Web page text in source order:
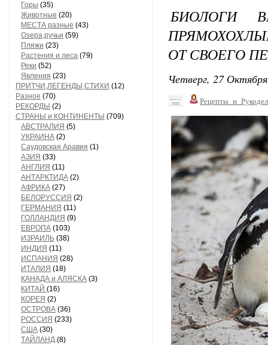
Горы (35)
Животные (20)
МЕСТА разные (43)
Озера,ручьи (59)
Пляжи (23)
Растения и леса (79)
Реки (52)
Явления (23)
ПРИТЧИ,ЛЕГЕНДЫ,СТИХИ (12)
Разное (70)
РЕКОРДЫ (2)
СТРАНЫ и КОНТИНЕНТЫ (709)
АВСТРАЛИЯ (5)
УКРАИНА (2)
Саудовская Аравия (1)
АЗИЯ (33)
АНГЛИЯ (11)
АНТАРКТИДА (2)
АФРИКА (27)
БЕЛОРУССИЯ (2)
ГЕРМАНИЯ (11)
ГОЛЛАНДИЯ (9)
ЕВРОПА (103)
ИЗРАИЛЬ (38)
ИНДИЯ (11)
ИСПАНИЯ (28)
ИТАЛИЯ (18)
КАНАДА и АЛЯСКА (3)
КИТАЙ (16)
КОРЕЯ (2)
ОСТРОВА (36)
РОССИЯ (233)
США (30)
ТАЙЛАНД (8)
БИОЛОГИ
ОТ СВОЕГО
Четверг, 27